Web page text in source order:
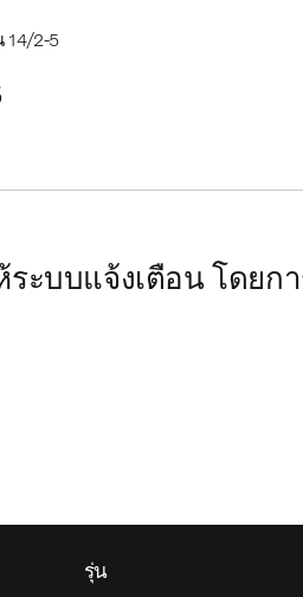
14/2-5
บบแจ้งเตือน โดยก
รุ่น